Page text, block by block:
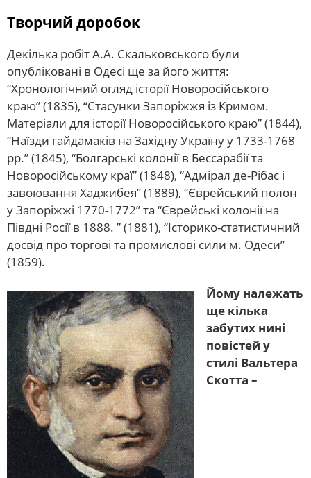
Творчий доробок
Декілька робіт А.А. Скальковського були
опубліковані в Одесі ще за його життя:
“Хронологічний огляд історії Новоросійського
краю” (1835), “Стасунки Запоріжжя із Кримом.
Матеріали для історії Новоросійського краю” (1844),
“Наїзди гайдамаків на Західну Україну у 1733-1768
рр.” (1845), “Болгарські колонії в Бессарабії та
Новоросійському краї” (1848), “Адмірал де-Рібас і
завоювання Хаджибея” (1889), “Єврейський полон
у Запоріжжі 1770-1772” та “Єврейські колонії на
Півдні Росії в 1888. ” (1881), “Історико-статистичний
досвід про торгові та промислові сили м. Одеси”
(1859).
Йому належать
ще кілька
забутих нині
повістей у
стилі Вальтера
Скотта –